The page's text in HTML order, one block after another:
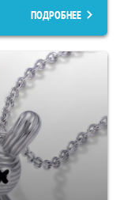
ПОДРОБНЕЕ